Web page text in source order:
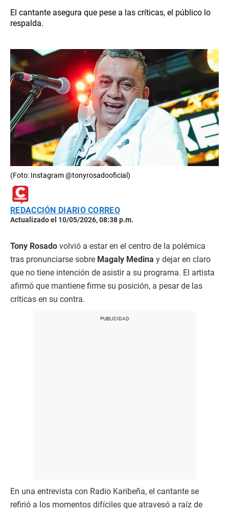
El cantante asegura que pese a las críticas, el público lo
respalda.
(Foto: Instagram @tonyrosadooficial)
REDACCIÓN DIARIO CORREO
Actualizado el 10/05/2026, 08:38 p.m.
Tony Rosado volvió a estar en el centro de la polémica
tras pronunciarse sobre Magaly Medina y dejar en claro
que no tiene intención de asistir a su programa. El artista
afirmó que mantiene firme su posición, a pesar de las
críticas en su contra.
En una entrevista con Radio Karibeña, el cantante se
refirió a los momentos difíciles que atravesó a raíz de